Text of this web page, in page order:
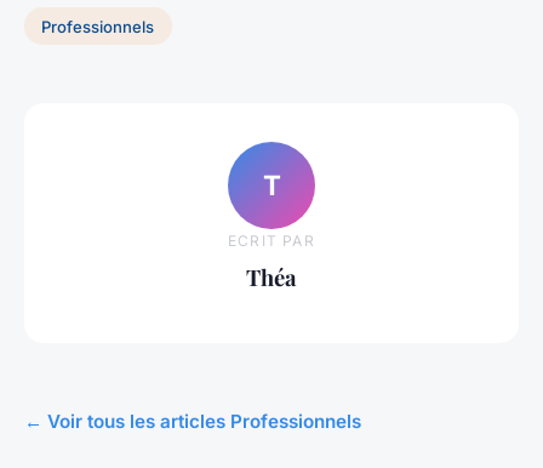
Professionnels
T
ECRIT PAR
Théa
← Voir tous les articles Professionnels